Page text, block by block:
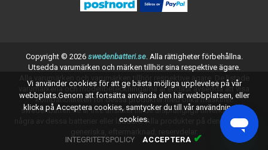
Copyright © 2026 swedenbatteri.se. Alla rättigheter förbehållna.
Utsedda varumärken och märken tillhör sina respektive ägare.
Alla varumärken och varumärken tillhör respektive ägare. De listade
varumärkena och modellbeteckningarna är endast avsedda att visa
kompatibiliteten för dessa produkter med olika maskiner.
swedenbatteri.se är inte anslutet till de ursprungliga tillverkarna av
några av dessa batterier eller laddare. Alla produkter på denna sida är
Vi använder cookies för att ge bästa möjliga upplevelse på vår
webbplats.Genom att fortsätta använda den här webbplatsen, eller
klicka på Acceptera cookies, samtycker du till vår användning av
cookies.
INTEGRITETSPOLICY ACCEPTERA ✔